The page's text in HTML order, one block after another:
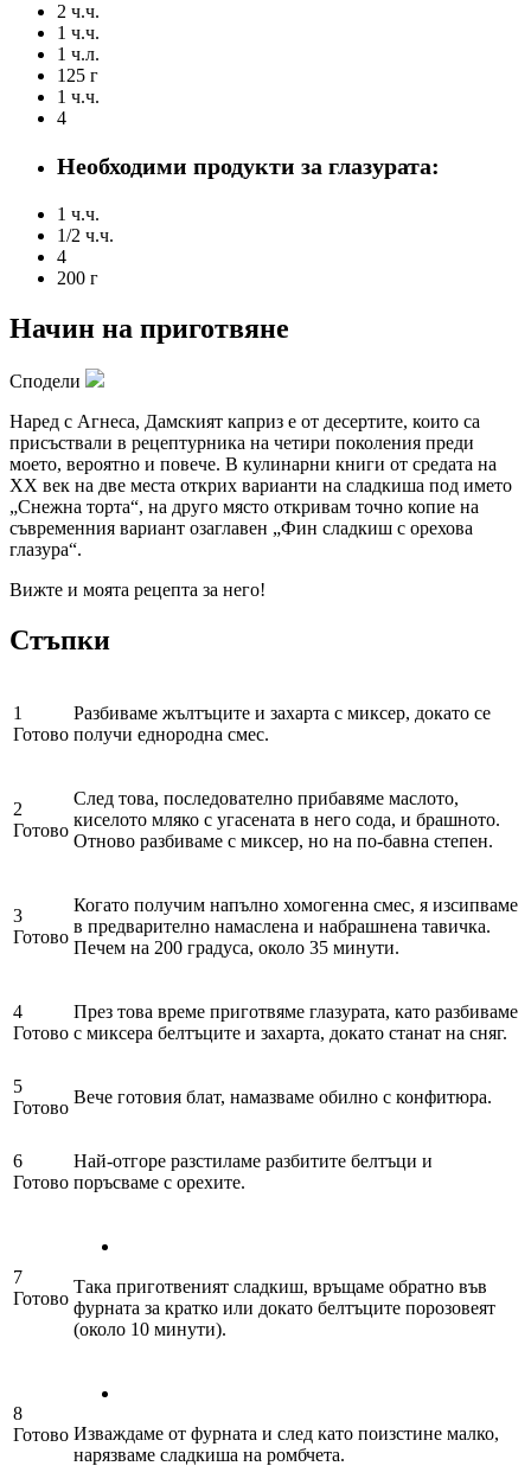
2 ч.ч.
1 ч.ч.
1 ч.л.
125 г
1 ч.ч.
4
Необходими продукти за глазурата:
1 ч.ч.
1/2 ч.ч.
4
200 г
Начин на приготвяне
Сподели
Наред с Агнеса, Дамският каприз е от десертите, които са
присъствали в рецептурника на четири поколения преди
моето, вероятно и повече. В кулинарни книги от средата на
XX век на две места открих варианти на сладкиша под името
„Снежна торта“, на друго място откривам точно копие на
съвременния вариант озаглавен „Фин сладкиш с орехова
глазура“.
Вижте и моята рецепта за него!
Стъпки
1
Готово
Разбиваме жълтъците и захарта с миксер, докато се
получи еднородна смес.
2
Готово
След това, последователно прибавяме маслото,
киселото мляко с угасената в него сода, и брашното.
Отново разбиваме с миксер, но на по-бавна степен.
3
Готово
Когато получим напълно хомогенна смес, я изсипваме
в предварително намаслена и набрашнена тавичка.
Печем на 200 градуса, около 35 минути.
4
Готово
През това време приготвяме глазурата, като разбиваме
с миксера белтъците и захарта, докато станат на сняг.
5
Готово
Вече готовия блат, намазваме обилно с конфитюра.
6
Готово
Най-отгоре разстиламе разбитите белтъци и
поръсваме с орехите.
7
Готово
Така приготвеният сладкиш, връщаме обратно във
фурната за кратко или докато белтъците порозовеят
(около 10 минути).
8
Готово Изваждаме от фурната и след като поизстине малко,
нарязваме сладкиша на ромбчета.